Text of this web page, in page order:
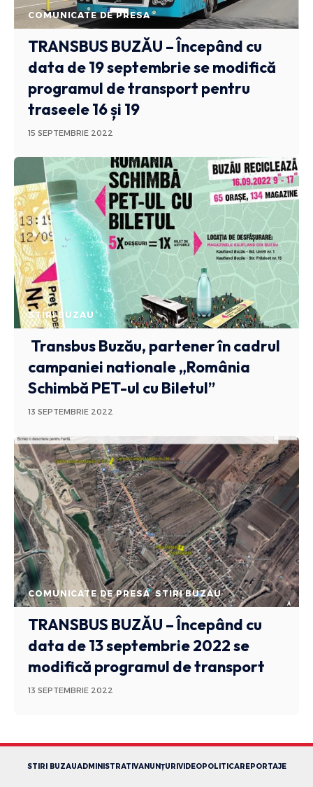
COMUNICATE DE PRESA
TRANSBUS BUZĂU – Începând cu
data de 19 septembrie se modifică
programul de transport pentru
traseele 16 și 19
15 SEPTEMBRIE 2022
STIRI BUZAU
Transbus Buzău, partener în cadrul
campaniei nationale „România
Schimbă PET-ul cu Biletul”
13 SEPTEMBRIE 2022
COMUNICATE DE PRESA STIRI BUZAU
TRANSBUS BUZĂU – Începând cu
data de 13 septembrie 2022 se
modifică programul de transport
13 SEPTEMBRIE 2022
STIRI BUZAUADMINISTRATIVANUNȚURIVIDEOPOLITICAREPORTAJE